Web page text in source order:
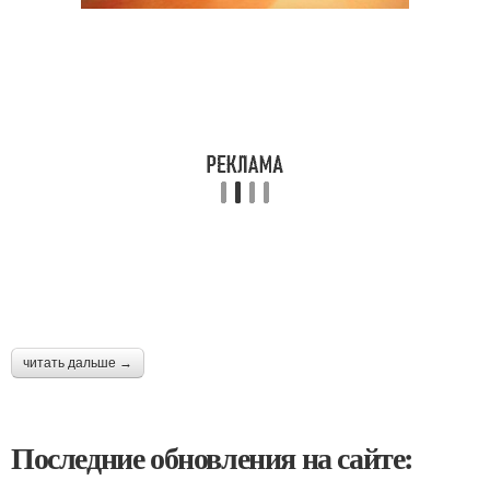
читать дальше →
Последние обновления на сайте: